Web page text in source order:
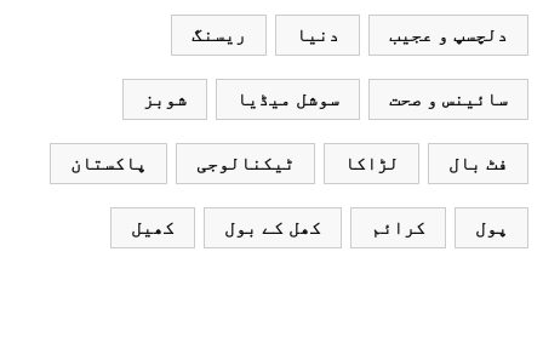
دلچسپ و عجیب دنیا ریسنگ
سائینس و صحت سوشل میڈیا شوبز
فٹ بال لڑاکا ٹیکنالوجی پاکستان
پول کرائم کھل کے بول کھیل